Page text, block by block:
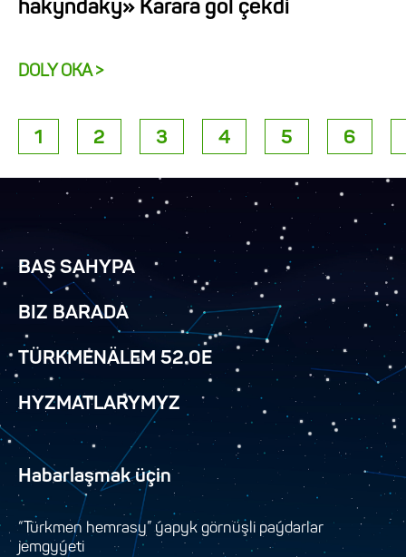
hakyndaky» Karara gol çekdi
DOLY OKA >
1 2 3 4 5 6
BAŞ SAHYPA
BIZ BARADA
TÜRKMENÄLEM 52.0E
HYZMATLARYMYZ
Habarlaşmak üçin
“Türkmen hemrasy” ýapyk görnüşli paýdarlar
jemgyýeti